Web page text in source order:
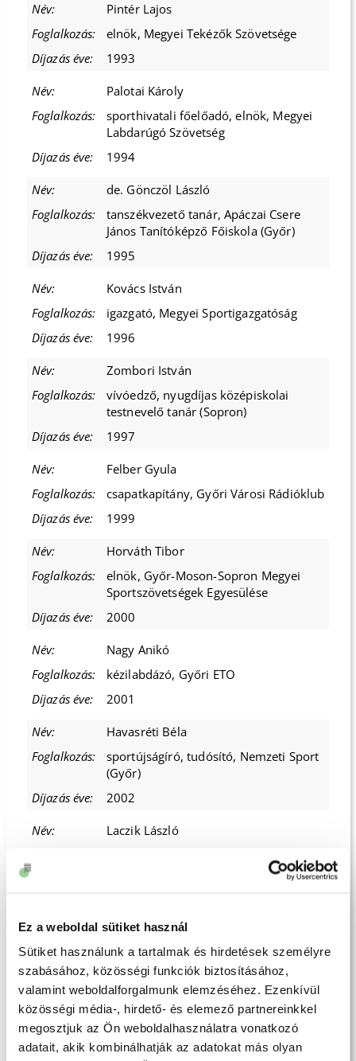
Ez a weboldal sütiket használ
Sütiket használunk a tartalmak és hirdetések személyre
szabásához, közösségi funkciók biztosításához,
valamint weboldalforgalmunk elemzéséhez. Ezenkívül
közösségi média-, hirdető- és elemező partnereinkkel
megosztjuk az Ön weboldalhasználatra vonatkozó
adatait, akik kombinálhatják az adatokat más olyan
Pintér Lajos
elnök, Megyei Tekézők Szövetsége
1993
Palotai Károly
sporthivatali főelőadó, elnök, Megyei
Labdarúgó Szövetség
1994
de. Gönczöl László
tanszékvezető tanár, Apáczai Csere
János Tanítóképző Főiskola (Győr)
1995
Kovács István
igazgató, Megyei Sportigazgatóság
1996
Zombori István
vívóedző, nyugdíjas középiskolai
testnevelő tanár (Sopron)
1997
Felber Gyula
csapatkapítány, Győri Városi Rádióklub
1999
Horváth Tibor
elnök, Győr-Moson-Sopron Megyei
Sportszövetségek Egyesülése
2000
Nagy Anikó
kézilabdázó, Győri ETO
2001
Havasréti Béla
sportújságíró, tudósító, Nemzeti Sport
(Győr)
2002
Laczik László
Labdarúgó Szövetség társadalmi
elnöke, sportújságíró, Kisalföld napilap
(Győr)
2004
Borkai Zsolt